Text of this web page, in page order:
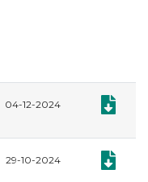
04-12-2024
29-10-2024